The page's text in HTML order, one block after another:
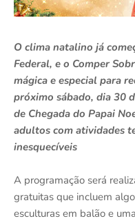
O clima natalino já
Federal, e o Comper
mágica e especial para
próximo sábado, dia 30
de Chegada do Papai
adultos com atividades
inesquecíveis
A programação será
gratuitas que incluem
esculturas em balão e